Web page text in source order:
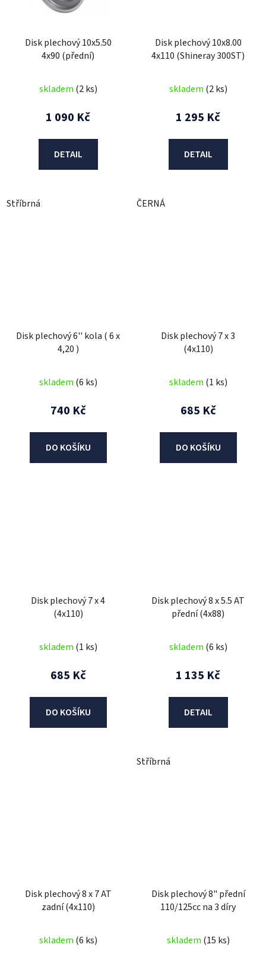
Disk plechový 10x5.50
4x90 (přední)
skladem (2 ks)
1 090 Kč
DETAIL
Stříbrná
Disk plechový 10x8.00
4x110 (Shineray 300ST)
skladem (2 ks)
1 295 Kč
DETAIL
ČERNÁ
Disk plechový 6'' kola ( 6 x
4,20 )
skladem (6 ks)
740 Kč
DO KOŠÍKU
Disk plechový 7 x 3
(4x110)
skladem (1 ks)
685 Kč
DO KOŠÍKU
Disk plechový 7 x 4
(4x110)
skladem (1 ks)
685 Kč
DO KOŠÍKU
Disk plechový 8 x 5.5 AT
přední (4x88)
skladem (6 ks)
1 135 Kč
DETAIL
Stříbrná
Disk plechový 8 x 7 AT
zadní (4x110)
skladem (6 ks)
Disk plechový 8" přední
110/125cc na 3 díry
skladem (15 ks)